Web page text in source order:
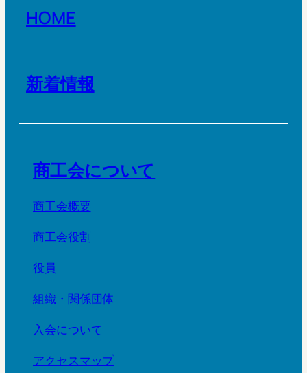
HOME
新着情報
商工会について
商工会概要
商工会役割
役員
組織・関係団体
入会について
アクセスマップ